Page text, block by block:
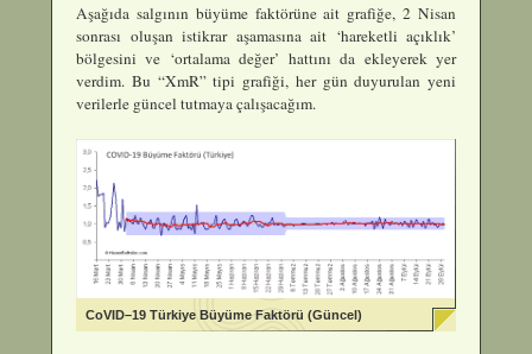
Aşağıda salgının büyüme faktörüne ait grafiğe, 2 Nisan
sonrası oluşan istikrar aşamasına ait ‘hareketli açıklık’
bölgesini ve ‘ortalama değer’ hattını da ekleyerek yer
verdim. Bu “XmR” tipi grafiği, her gün duyurulan yeni
verilerle güncel tutmaya çalışacağım.
CoVID–19 Türkiye Büyüme Faktörü (Güncel)